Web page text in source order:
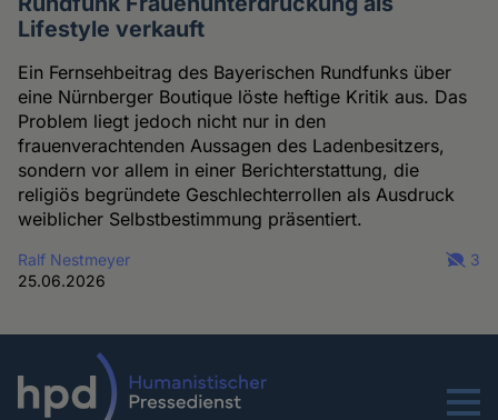
Lifestyle verkauft
Ein Fernsehbeitrag des Bayerischen Rundfunks über
eine Nürnberger Boutique löste heftige Kritik aus. Das
Problem liegt jedoch nicht nur in den
frauenverachtenden Aussagen des Ladenbesitzers,
sondern vor allem in einer Berichterstattung, die
religiös begründete Geschlechterrollen als Ausdruck
weiblicher Selbstbestimmung präsentiert.
Ralf Nestmeyer
25.06.2026
3
Menu